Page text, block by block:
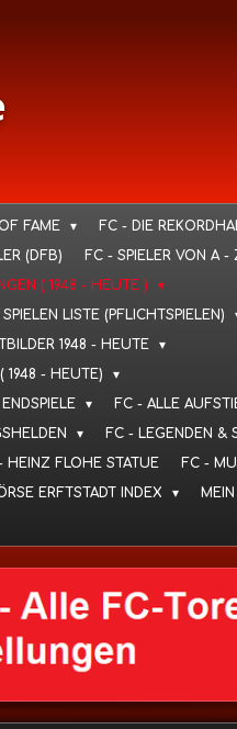
FAME
FC - DIE
(DFB)
FC - SPIELER VON A -
( 1948 - HEUTE )
LISTE (PFLICHTSPIELEN)
1948 - HEUTE
1948 - HEUTE)
FC - ALLE
FC - LEGENDEN &
HEINZ FLOHE STATUE FC -
ERFTSTADT INDEX